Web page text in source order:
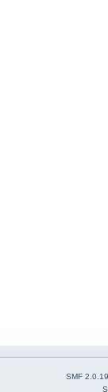
SMF 2.0.19